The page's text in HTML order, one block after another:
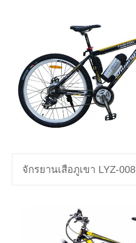
จักรยานเสือภูเขา LYZ-008